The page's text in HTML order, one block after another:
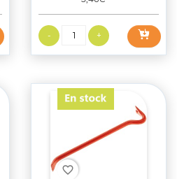
favorite_border